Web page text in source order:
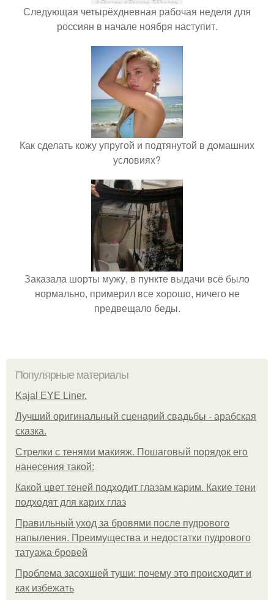
Следующая четырёхдневная рабочая неделя для
россиян в начале ноября наступит.
Как сделать кожу упругой и подтянутой в домашних
условиях?
Заказала шорты мужу, в пункте выдачи всё было
нормально, примерил все хорошо, ничего не
предвещало беды.
Популярные материалы
Kajal EYE Liner.
Лучший оригинальный сценарий свадьбы - арабская
сказка.
Стрелки с тенями макияж. Пошаговый порядок его
нанесения такой:
Какой цвет теней подходит глазам карим. Какие тени
подходят для карих глаз
Правильный уход за бровями после пудрового
напыления. Преимущества и недостатки пудрового
татуажа бровей
Проблема засохшей туши: почему это происходит и
как избежать